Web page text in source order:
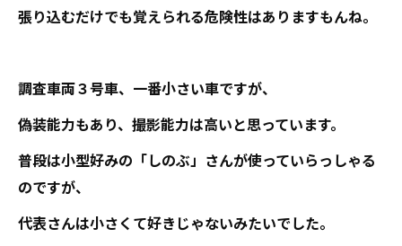
張り込むだけでも覚えられる危険性はありますもんね。
調査車両３号車、一番小さい車ですが、
偽装能力もあり、撮影能力は高いと思っています。
普段は小型好みの「しのぶ」さんが使っていらっしゃる
のですが、
代表さんは小さくて好きじゃないみたいでした。